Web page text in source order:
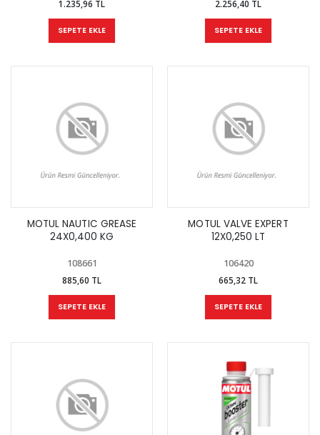
1.235,96 TL
SEPETE EKLE
2.256,40 TL
SEPETE EKLE
MOTUL NAUTIC GREASE
24X0,400 KG
108661
885,60 TL
SEPETE EKLE
MOTUL VALVE EXPERT
12X0,250 LT
106420
665,32 TL
SEPETE EKLE